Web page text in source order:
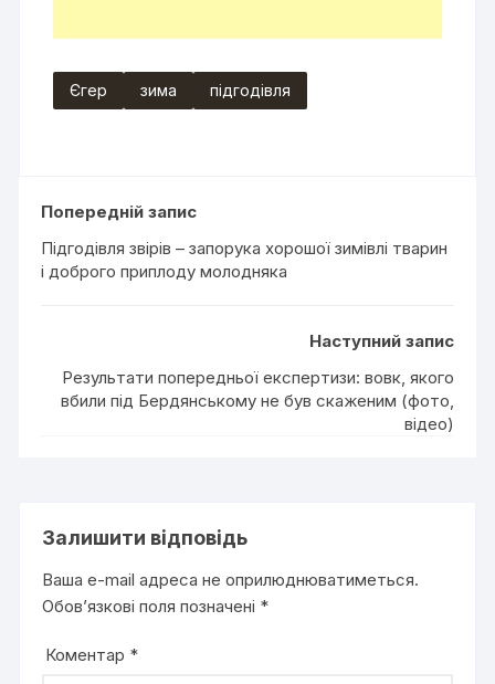
Єгер зима підгодівля
Попередній запис
Підгодівля звірів – запорука хорошої зимівлі тварин
і доброго приплоду молодняка
Наступний запис
Результати попередньої експертизи: вовк, якого
вбили під Бердянському не був скаженим (фото,
відео)
Залишити відповідь
Ваша e-mail адреса не оприлюднюватиметься.
Обов’язкові поля позначені *
Коментар *